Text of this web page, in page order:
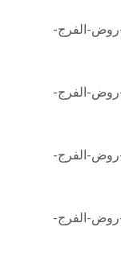
الفرج-
الفرج-
الفرج-
الفرج-